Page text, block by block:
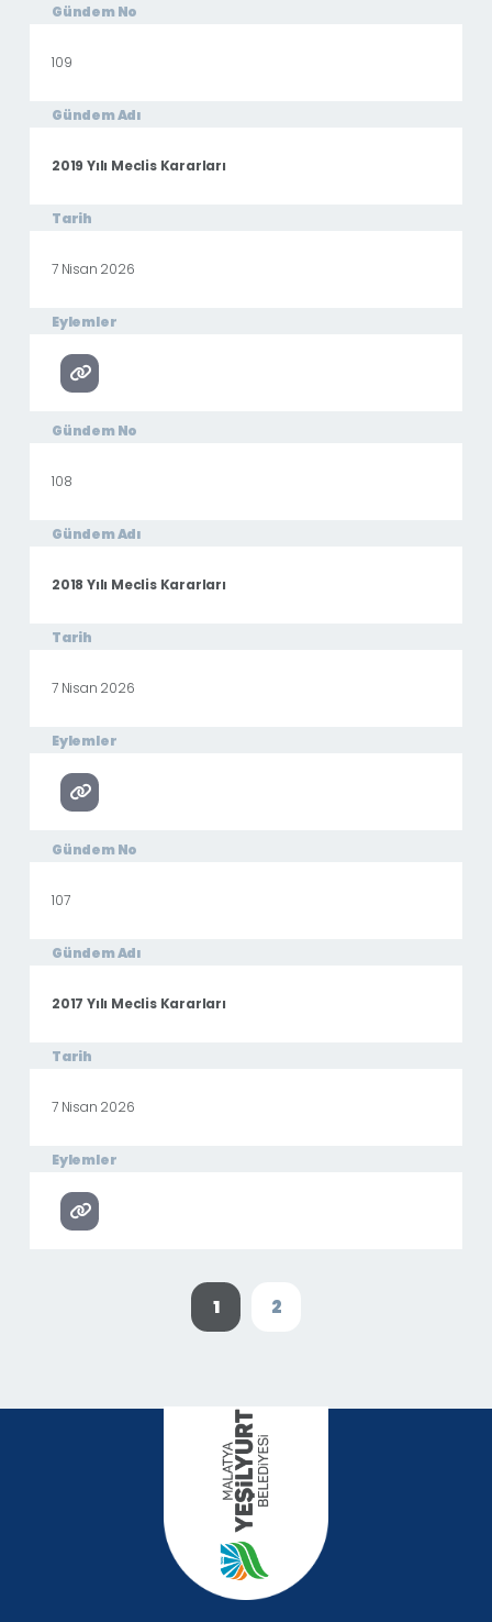
Gündem No
109
Gündem Adı
2019 Yılı Meclis Kararları
Tarih
7 Nisan 2026
Eylemler
Gündem No
108
Gündem Adı
2018 Yılı Meclis Kararları
Tarih
7 Nisan 2026
Eylemler
Gündem No
107
Gündem Adı
2017 Yılı Meclis Kararları
Tarih
7 Nisan 2026
Eylemler
1 2